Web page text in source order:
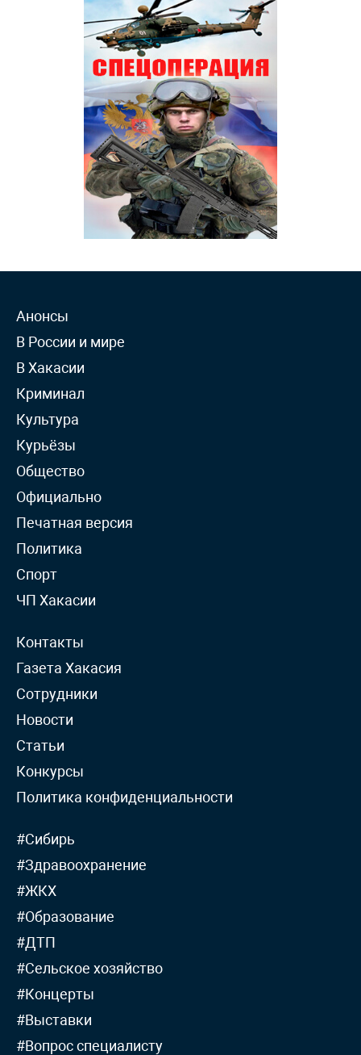
Анонсы
В России и мире
В Хакасии
Криминал
Культура
Курьёзы
Общество
Официально
Печатная версия
Политика
Спорт
ЧП Хакасии
Контакты
Газета Хакасия
Сотрудники
Новости
Статьи
Конкурсы
Политика конфиденциальности
#Сибирь
#Здравоохранение
#ЖКХ
#Образование
#ДТП
#Сельское хозяйство
#Концерты
#Выставки
#Вопрос специалисту